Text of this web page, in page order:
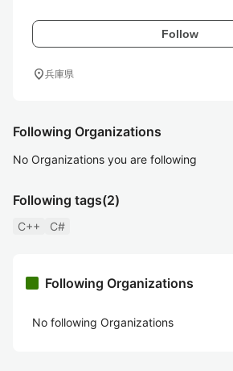
Follow
location_on兵庫県
Following Organizations
No Organizations you are following
Following tags(2)
C++ C#
Following Organizations
No following Organizations